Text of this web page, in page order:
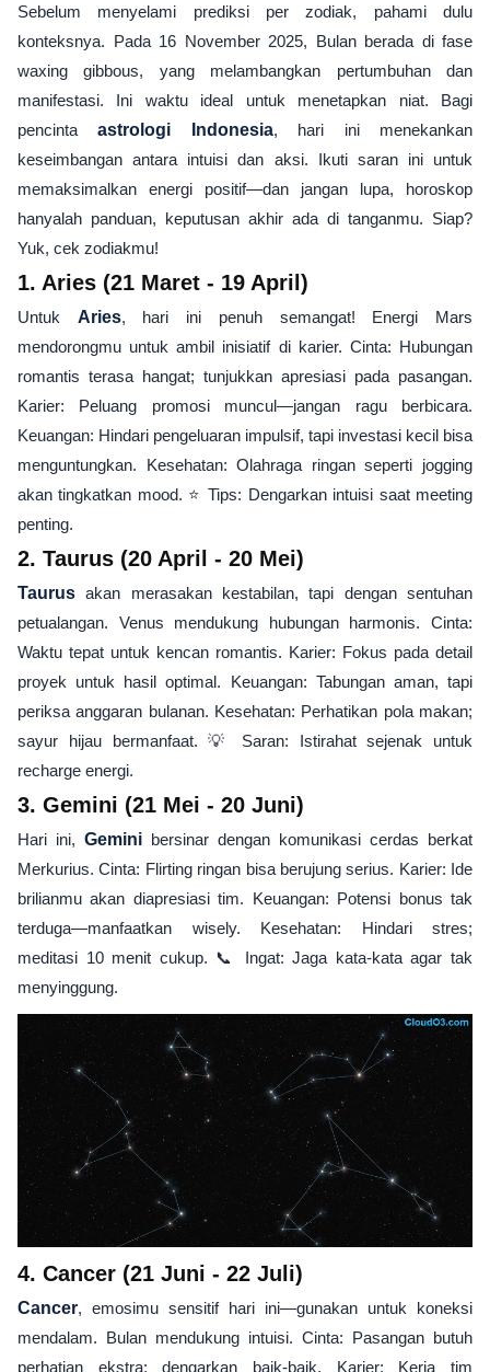
Sebelum menyelami prediksi per zodiak, pahami dulu
konteksnya. Pada 16 November 2025, Bulan berada di fase
waxing gibbous, yang melambangkan pertumbuhan dan
manifestasi. Ini waktu ideal untuk menetapkan niat. Bagi
pencintaastrologi Indonesia, hari ini menekankan
keseimbangan antara intuisi dan aksi. Ikuti saran ini untuk
memaksimalkan energi positif—dan jangan lupa, horoskop
hanyalah panduan, keputusan akhir ada di tanganmu. Siap?
Yuk, cek zodiakmu!
1. Aries (21 Maret - 19 April)
Untuk Aries, hari ini penuh semangat! Energi Mars
mendorongmu untuk ambil inisiatif di karier. Cinta: Hubungan
romantis terasa hangat; tunjukkan apresiasi pada pasangan.
Karier: Peluang promosi muncul—jangan ragu berbicara.
Keuangan: Hindari pengeluaran impulsif, tapi investasi kecil bisa
menguntungkan. Kesehatan: Olahraga ringan seperti jogging
akan tingkatkan mood. ⭐ Tips: Dengarkan intuisi saat meeting
penting.
2. Taurus (20 April - 20 Mei)
Taurus akan merasakan kestabilan, tapi dengan sentuhan
petualangan. Venus mendukung hubungan harmonis. Cinta:
Waktu tepat untuk kencan romantis. Karier: Fokus pada detail
proyek untuk hasil optimal. Keuangan: Tabungan aman, tapi
periksa anggaran bulanan. Kesehatan: Perhatikan pola makan;
sayur hijau bermanfaat. 💡 Saran: Istirahat sejenak untuk
recharge energi.
3. Gemini (21 Mei - 20 Juni)
Hari ini, Gemini bersinar dengan komunikasi cerdas berkat
Merkurius. Cinta: Flirting ringan bisa berujung serius. Karier: Ide
brilianmu akan diapresiasi tim. Keuangan: Potensi bonus tak
terduga—manfaatkan wisely. Kesehatan: Hindari stres;
meditasi 10 menit cukup. 📞 Ingat: Jaga kata-kata agar tak
menyinggung.
4. Cancer (21 Juni - 22 Juli)
Cancer, emosimu sensitif hari ini—gunakan untuk koneksi
mendalam. Bulan mendukung intuisi. Cinta: Pasangan butuh
perhatian ekstra; dengarkan baik-baik. Karier: Kerja tim